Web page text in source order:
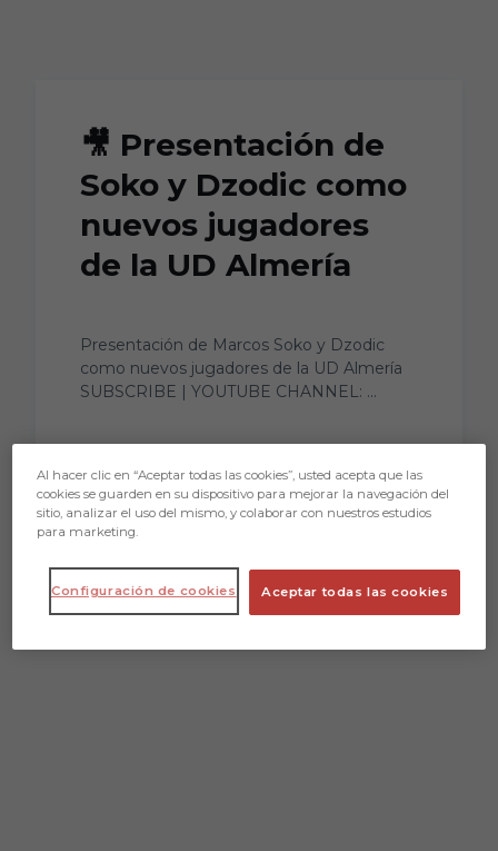
🎥 Presentación de
Soko y Dzodic como
nuevos jugadores
de la UD Almería
Presentación de Marcos Soko y Dzodic
como nuevos jugadores de la UD Almería
SUBSCRIBE | YOUTUBE CHANNEL: ...
Al hacer clic en “Aceptar todas las cookies”, usted acepta que las
cookies se guarden en su dispositivo para mejorar la navegación del
sitio, analizar el uso del mismo, y colaborar con nuestros estudios
para marketing.
Aceptar todas las cookies
Configuración de cookies